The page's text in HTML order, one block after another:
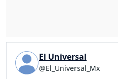
El Universal
@El_Universal_Mx